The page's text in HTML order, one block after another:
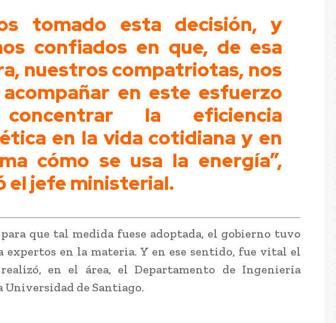
tomado esta decisión, y
confiados en que, de esa
nuestros compatriotas, nos
en este esfuerzo
la eficiencia
en la vida cotidiana y en
cómo se usa la energía”,
el jefe ministerial.
que tal medida fuese adoptada, el gobierno tuvo
expertos en la materia. Y en ese sentido, fue vital el
en el área, el Departamento de Ingeniería
Universidad de Santiago.